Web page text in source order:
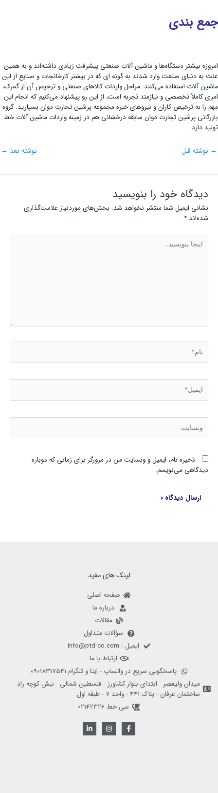
جمع بندی
امروزه بیشتر دستگاه‌ها و ماشین آلات صنعتی پیشرفت زیادی داشته‌اند و به همین
علت به دنیای صنعت وارد شدند به گونه ای که در بیشتر کارخانجات و صنایع از این
ماشین آلات استفاده می‌کنند. مراحل واردات کالاهای صنعتی و ترخیص آن از گمرک،
امری کاملاً تخصصی و نیازمند تجربه است، از این رو پیشنهاد می‌کنیم که انجام این
مهم را به ترخیص کاران و نیروهای خبره مجموعه پرشین تجارت دوان بسپارید. گروه
بازرگانی پرشین تجارت دوان سابقه درخشانی هم در زمینه واردات ماشین آلات خط
تولید دارد.
→ نوشته قبل نوشته بعد ←
دیدگاه‌ خود را بنویسید
نشانی ایمیل شما منتشر نخواهد شد. بخش‌های موردنیاز علامت‌گذاری
شده‌اند*
بنویسید..
ذخیره نام، ایمیل و وبسایت من در مرورگر برای زمانی که دوباره
دیدگاهی می‌نویسم.
لینک های مفید
صفحه اصلی
درباره ما
مقالات
سؤالات متداول
ایمیل : info@ptd-co.com
ارتباط با ما
پاسخگویی سریع در واتساپ - ایتا و تلگرام 09018317541
میدان ولیعصر - ابتدای بلوار کشاورز - فلسطین شمالی - نبش کوچه راد -
ساختمان عرفان - پلاک 441 - واحد 7 - طبقه اول
سی خط 02142326
F
a
c
I
n
s
L
i
n